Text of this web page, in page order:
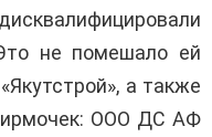
не помешало ей
а также
ООО ДС АФ